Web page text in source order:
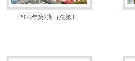
2023年第2期（总第3...